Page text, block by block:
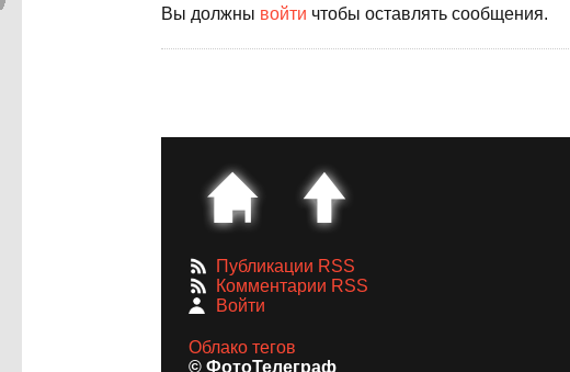
Вы должны войти чтобы оставлять сообщения.
Публикации RSS
Комментарии RSS
Войти
Облако тегов
© ФотоТелеграф